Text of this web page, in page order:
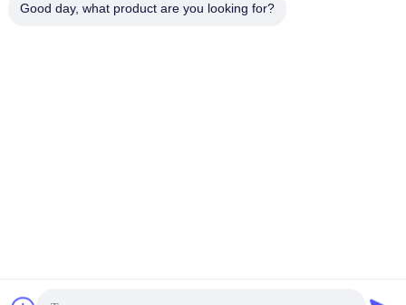
0086-13991372145
Good day, what product are you looking for?